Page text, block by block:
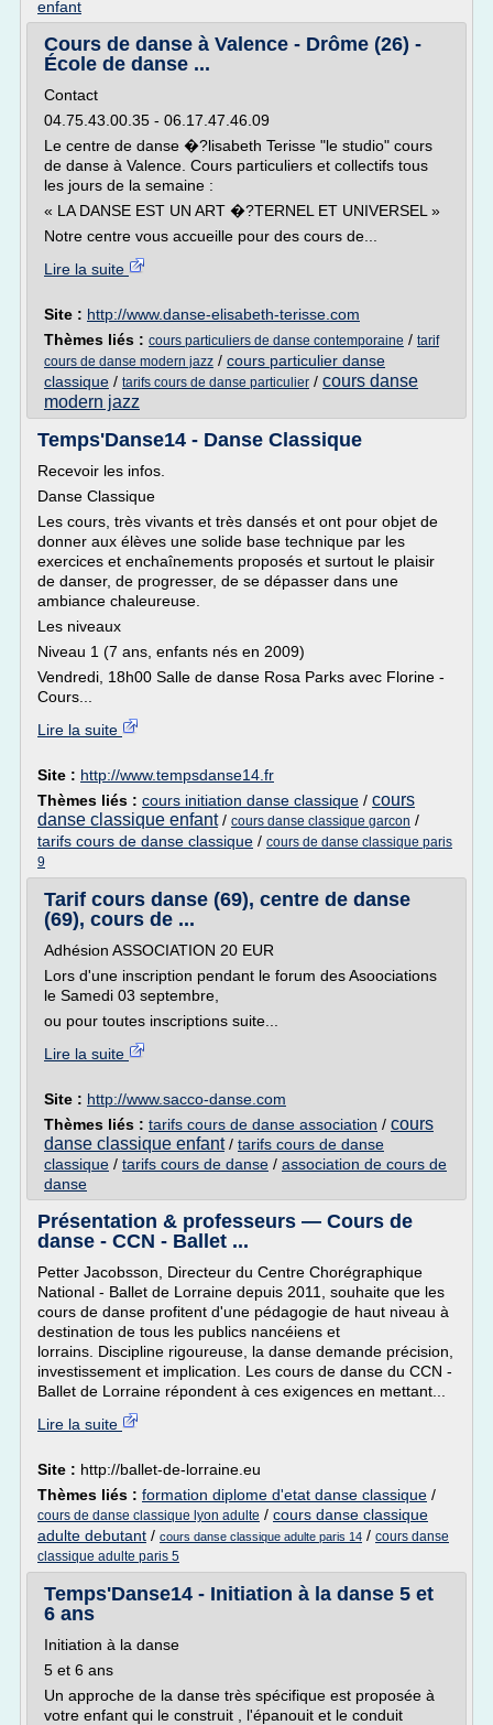
enfant
Cours de danse à Valence - Drôme (26) -
École de danse ...
Contact
04.75.43.00.35 - 06.17.47.46.09
Le centre de danse �?lisabeth Terisse "le studio" cours
de danse à Valence. Cours particuliers et collectifs tous
les jours de la semaine :
« LA DANSE EST UN ART �?TERNEL ET UNIVERSEL »
Notre centre vous accueille pour des cours de...
Lire la suite
Site : http://www.danse-elisabeth-terisse.com
Thèmes liés : cours particuliers de danse contemporaine / tarif
cours de danse modern jazz / cours particulier danse
classique / tarifs cours de danse particulier / cours danse
modern jazz
Temps'Danse14 - Danse Classique
Recevoir les infos.
Danse Classique
Les cours, très vivants et très dansés et ont pour objet de
donner aux élèves une solide base technique par les
exercices et enchaînements proposés et surtout le plaisir
de danser, de progresser, de se dépasser dans une
ambiance chaleureuse.
Les niveaux
Niveau 1 (7 ans, enfants nés en 2009)
Vendredi, 18h00 Salle de danse Rosa Parks avec Florine -
Cours...
Lire la suite
Site : http://www.tempsdanse14.fr
Thèmes liés : cours initiation danse classique / cours
danse classique enfant/ cours danse classique garcon /
tarifs cours de danse classique / cours de danse classique paris
9
Tarif cours danse (69), centre de danse
(69), cours de ...
Adhésion ASSOCIATION 20 EUR
Lors d'une inscription pendant le forum des Asoociations
le Samedi 03 septembre,
ou pour toutes inscriptions suite...
Lire la suite
Site : http://www.sacco-danse.com
Thèmes liés : tarifs cours de danse association / cours
danse classique enfant/ tarifs cours de danse
classique / tarifs cours de danse / association de cours de
danse
Présentation & professeurs — Cours de
danse - CCN - Ballet ...
Petter Jacobsson, Directeur du Centre Chorégraphique
National - Ballet de Lorraine depuis 2011, souhaite que les
cours de danse profitent d'une pédagogie de haut niveau à
destination de tous les publics nancéiens et
lorrains. Discipline rigoureuse, la danse demande précision,
investissement et implication. Les cours de danse du CCN -
Ballet de Lorraine répondent à ces exigences en mettant...
Lire la suite
Site : http://ballet-de-lorraine.eu
Thèmes liés : formation diplome d'etat danse classique /
cours de danse classique lyon adulte / cours danse classique
adulte debutant / cours danse classique adulte paris 14 / cours danse
classique adulte paris 5
Temps'Danse14 - Initiation à la danse 5 et
6 ans
Initiation à la danse
5 et 6 ans
Un approche de la danse très spécifique est proposée à
votre enfant qui le construit , l'épanouit et le conduit